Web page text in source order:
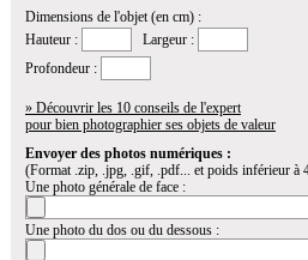
Dimensions de l'objet (en cm) :
Hauteur :
Largeur :
Profondeur :
» Découvrir les 10 conseils de l'expert
pour bien photographier ses objets de valeur
Envoyer des photos numériques :
(Format .zip, .jpg, .gif, .pdf... et poids inférieur à
Une photo générale de face :
Une photo du dos ou du dessous :